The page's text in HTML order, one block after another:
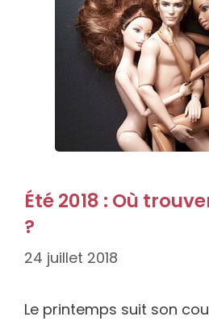
Été 2018 : Où
?
24 juillet 2018
Le printemps suit son